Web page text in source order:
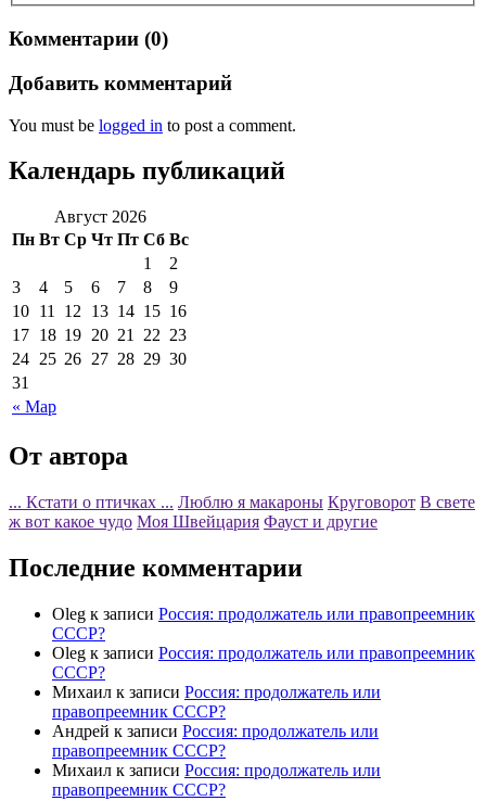
Комментарии (0)
Добавить комментарий
You must be logged in to post a comment.
Календарь публикаций
Август 2026
Пн Вт Ср Чт Пт Сб Вс
« Мар
1
2
3
4 5 6 7 8
9
10 11 12 13 14 15 16
17 18 19 20 21 22 23
24 25 26 27 28 29 30
31
От автора
... Кстати о птичках ... Люблю я макароны Круговорот В свете
ж вот какое чудо Моя Швейцария Фауст и другие
Последние комментарии
Oleg к записи Россия: продолжатель или правопреемник
СССР?
Oleg к записи Россия: продолжатель или правопреемник
СССР?
Михаил к записи Россия: продолжатель или
правопреемник СССР?
Андрей к записи Россия: продолжатель или
правопреемник СССР?
Михаил к записи Россия: продолжатель или
правопреемник СССР?